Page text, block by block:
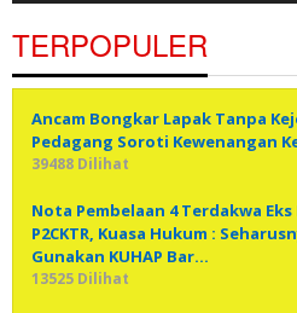
TERPOPULER
Ancam Bongkar Lapak Tanpa
Pedagang Soroti Kewenangan
39488 Dilihat
Nota Pembelaan 4 Terdakwa Eks
P2CKTR, Kuasa Hukum :
Gunakan KUHAP Bar…
13525 Dilihat